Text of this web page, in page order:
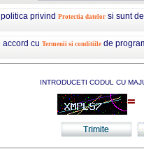
privind Protectia datelor si sunt
accord cu Termenii si conditiile de
INTRODUCETI CODUL CU
=